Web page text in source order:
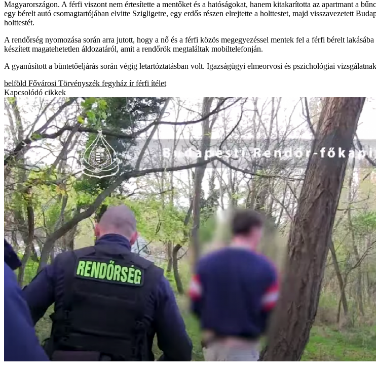
Magyarországon. A férfi viszont nem értesítette a mentőket és a hatóságokat, hanem kitakarította az apartmant a
egy bérelt autó csomagtartójában elvitte Szigligetre, egy erdős részen elrejtette a holttestet, majd visszavezetett
holttestét.
A rendőrség nyomozása során arra jutott, hogy a nő és a férfi közös megegyezéssel mentek fel a férfi bérelt
készített magatehetetlen áldozatáról, amit a rendőrök megtaláltak mobiltelefonján.
A gyanúsított a büntetőeljárás során végig letartóztatásban volt. Igazságügyi elmeorvosi és pszichológiai
belföld Fővárosi Törvényszék fegyház ír férfi ítélet
Kapcsolódó cikkek